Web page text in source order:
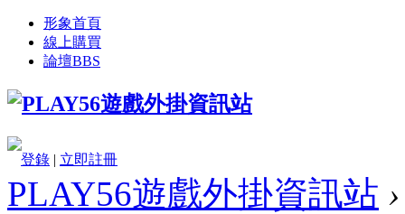
形象首頁
線上購買
論壇BBS
登錄 | 立即註冊
PLAY56遊戲外掛資訊站 ›